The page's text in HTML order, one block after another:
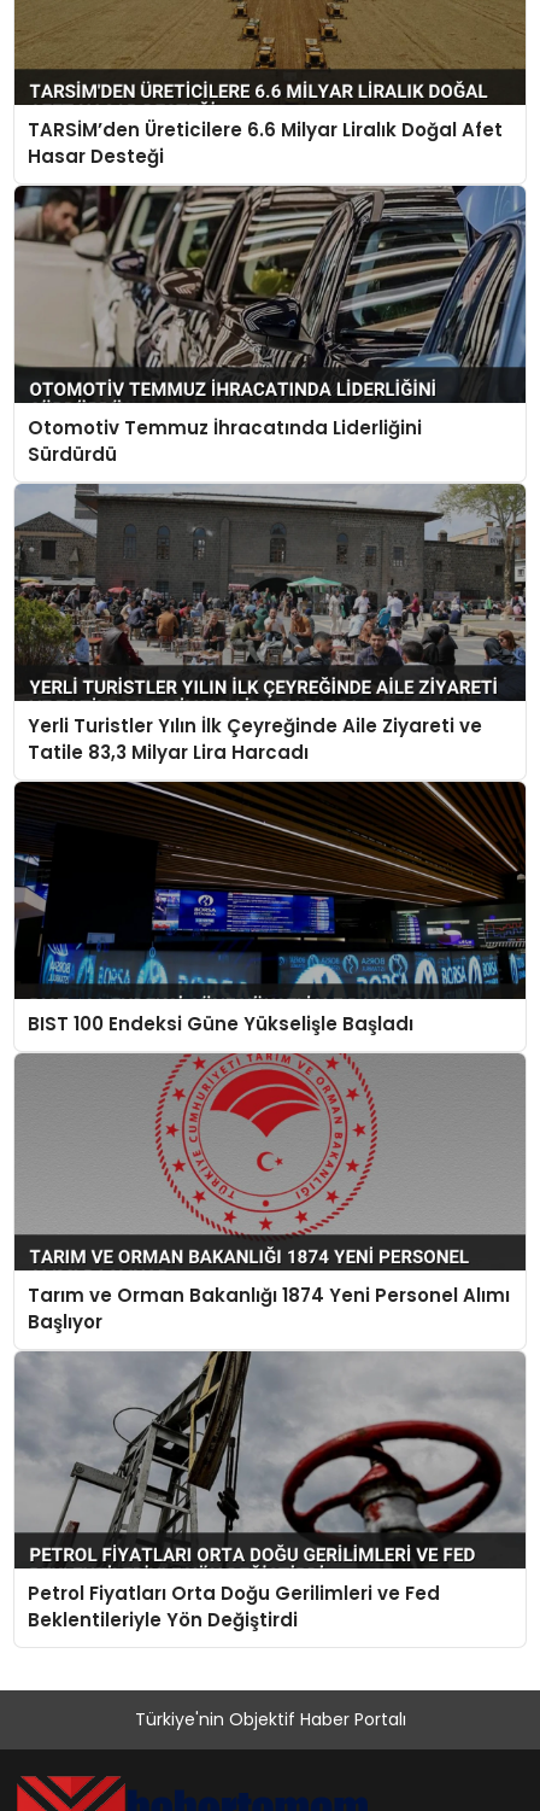
TARSİM’den Üreticilere 6.6 Milyar Liralık Doğal Afet
Hasar Desteği
Otomotiv Temmuz İhracatında Liderliğini
Sürdürdü
Yerli Turistler Yılın İlk Çeyreğinde Aile Ziyareti ve
Tatile 83,3 Milyar Lira Harcadı
BIST 100 Endeksi Güne Yükselişle Başladı
Tarım ve Orman Bakanlığı 1874 Yeni Personel Alımı
Başlıyor
Petrol Fiyatları Orta Doğu Gerilimleri ve Fed
Beklentileriyle Yön Değiştirdi
Türkiye'nin Objektif Haber Portalı